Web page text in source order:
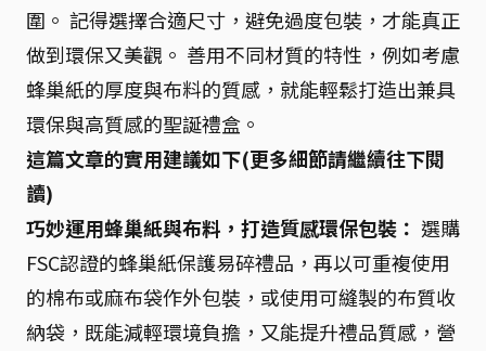
圍。 記得選擇合適尺寸，避免過度包裝，才能真正
做到環保又美觀。 善用不同材質的特性，例如考慮
蜂巢紙的厚度與布料的質感，就能輕鬆打造出兼具
環保與高質感的聖誕禮盒。
這篇文章的實用建議如下(更多細節請繼續往下閱
讀)
巧妙運用蜂巢紙與布料，打造質感環保包裝： 選購
FSC認證的蜂巢紙保護易碎禮品，再以可重複使用
的棉布或麻布袋作外包裝，或使用可縫製的布質收
納袋，既能減輕環境負擔，又能提升禮品質感，營